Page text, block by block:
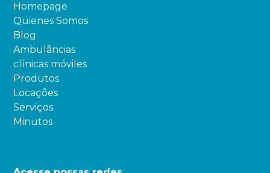
Homepage
Quienes Somos
Blog
Ambulâncias
clínicas móviles
Produtos
Locações
Serviços
Minutos